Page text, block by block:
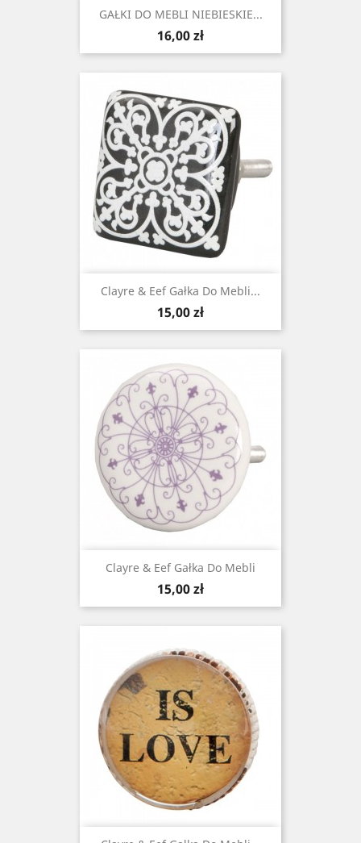
GAŁKI DO MEBLI NIEBIESKIE...
Cena
16,00 zł
Clayre & Eef Gałka Do Mebli...
Cena
15,00 zł
Clayre & Eef Gałka Do Mebli
Cena
15,00 zł